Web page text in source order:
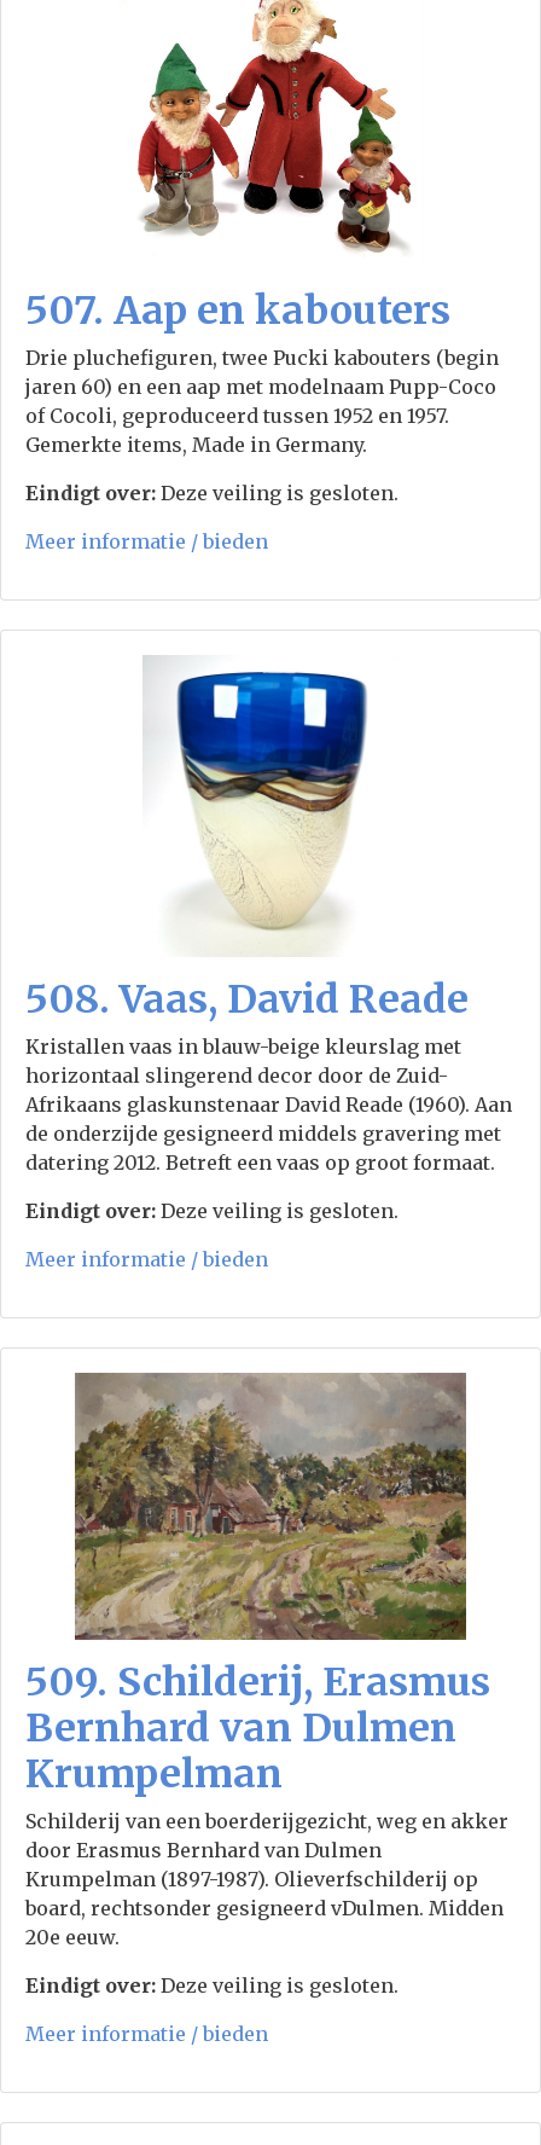
507. Aap en kabouters
Drie pluchefiguren, twee Pucki kabouters (begin
jaren 60) en een aap met modelnaam Pupp-Coco
of Cocoli, geproduceerd tussen 1952 en 1957.
Gemerkte items, Made in Germany.
Eindigt over: Deze veiling is gesloten.
Meer informatie / bieden
508. Vaas, David Reade
Kristallen vaas in blauw-beige kleurslag met
horizontaal slingerend decor door de Zuid-
Afrikaans glaskunstenaar David Reade (1960). Aan
de onderzijde gesigneerd middels gravering met
datering 2012. Betreft een vaas op groot formaat.
Eindigt over: Deze veiling is gesloten.
Meer informatie / bieden
509. Schilderij, Erasmus
Bernhard van Dulmen
Krumpelman
Schilderij van een boerderijgezicht, weg en akker
door Erasmus Bernhard van Dulmen
Krumpelman (1897-1987). Olieverfschilderij op
board, rechtsonder gesigneerd vDulmen. Midden
20e eeuw.
Eindigt over: Deze veiling is gesloten.
Meer informatie / bieden